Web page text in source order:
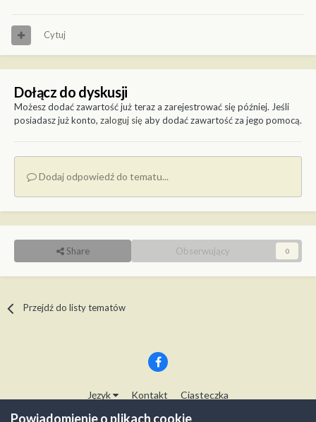
Cytuj
Dołącz do dyskusji
Możesz dodać zawartość już teraz a zarejestrować się później. Jeśli
posiadasz już konto, zaloguj sięaby dodać zawartość za jego pomocą.
Dodaj odpowiedź do tematu...
Share Obserwujący 0
Przejdź do listy tematów
Język Kontakt Ciasteczka
Copyright © Modelwork.pl
Powiadomienie o plikach cookie